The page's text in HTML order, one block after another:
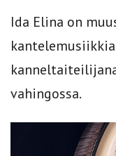
Ida Elina on
vahingossa.